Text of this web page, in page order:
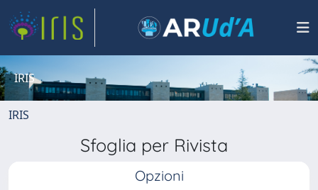
IRIS
IRIS
Sfoglia per Rivista
Opzioni